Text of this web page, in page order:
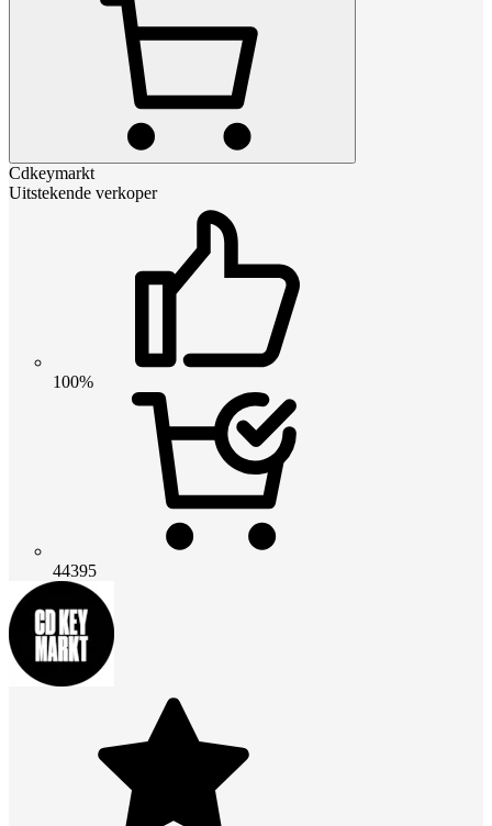
Cdkeymarkt
Uitstekende verkoper
100%
44395